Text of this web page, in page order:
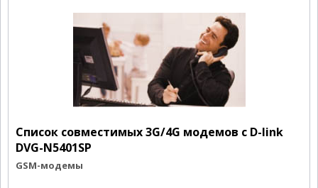
Список совместимых 3G/4G модемов с D-link
DVG-N5401SP
GSM-модемы